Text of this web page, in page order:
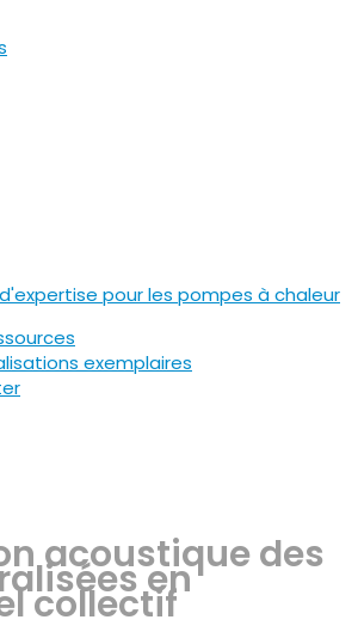
exemplaires
acoustique des
en
collectif